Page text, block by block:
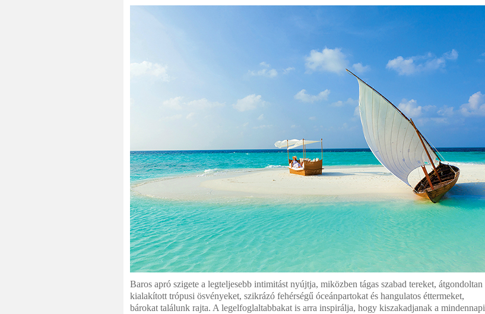
Baros apró szigete a legteljesebb intimitást nyújtja, miközben tágas szabad tereket, átgondoltan
kialakított trópusi ösvényeket, szikrázó fehérségű óceánpartokat és hangulatos éttermeket,
bárokat találunk rajta. A legelfoglaltabbakat is arra inspirálja, hogy kiszakadjanak a mindennapi